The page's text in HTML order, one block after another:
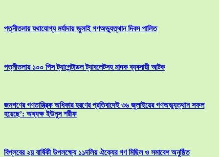
পত্নীতলায় যথাযোগ্য মর্যাদায় জুলাই গণঅভ্যুত্থান দিবস পালিত
পত্নীতলায় ১০০ পিস ট্যাপেন্টাডল ট্যাবলেটসহ মাদক ব্যবসায়ী আটক
জনগণের গণতান্ত্রিক অধিকার হরণের প্রতিবাদেই ৩৬ জুলাইয়ের গণঅভ্যুত্থান সফল
হয়েছে’: অধ্যক্ষ ইউনুস শরীফ
বিপ্লবের ২য় বার্ষিকী উপলক্ষ্যে ১১দলিয় ঐক্যের গণ মিছিল ও সমাবেশ অনুষ্ঠিত